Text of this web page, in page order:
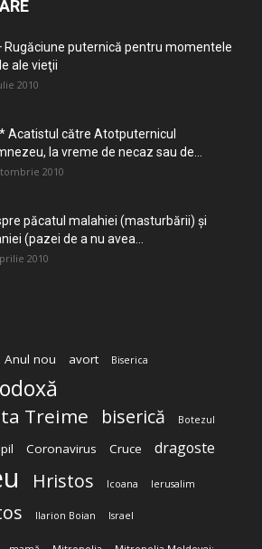
Rugăciune puternică pentru momentele
ale vieţii
2010
Acatistul către Atotputernicul
la vreme de necaz sau de...
2010
păcatul malahiei (masturbării) şi
(pazei de a nu avea...
2010
Anul nou avort Biserica
Treime biserică Botezul
Coronavirus Cruce dragoste
Hristos Icoana Ierusalim
Ilarion Boian Israel